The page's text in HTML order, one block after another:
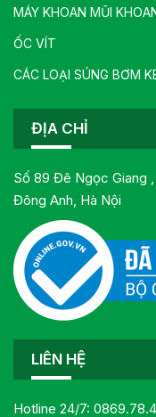
MÁY KHOAN MŨI
ỐC VÍT
CÁC LOẠI SÚNG BƠM
ĐỊA CHỈ
Số 89 Đê Ngọc Giang
Đông Anh, Hà Nội
LIÊN HỆ
Hotline 24/7: